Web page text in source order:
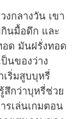
กลางวัน เขา
กินมื้อดึก และ
อด มันฝรั่งทอด
นของว่าง
ริ่มสูบบุหรี่
สึกว่าบุหรี่ช่วย
รเล่นเกมตอน